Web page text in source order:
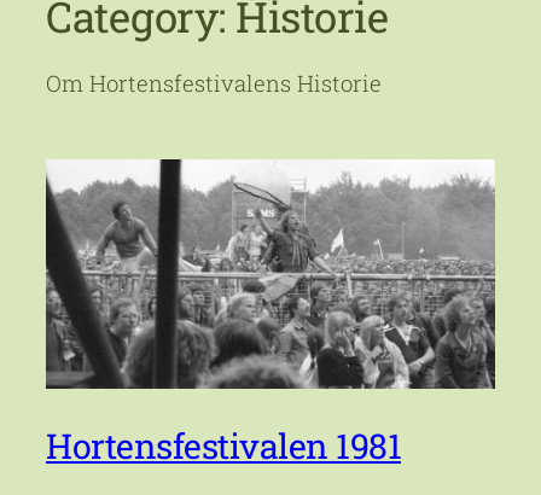
Category: Historie
Om Hortensfestivalens Historie
Hortensfestivalen 1981